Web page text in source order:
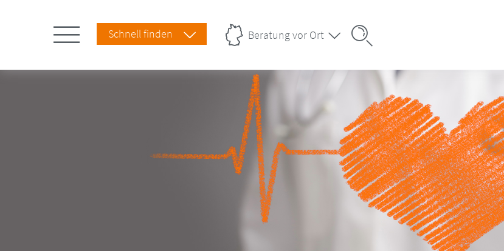
Schnell finden Beratung vor Ort